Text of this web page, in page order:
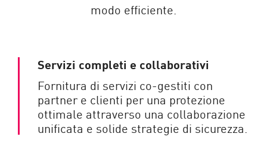
modo efficiente.
Servizi completi e collaborativi
Fornitura di servizi co-gestiti con
partner e clienti per una protezione
ottimale attraverso una collaborazione
unificata e solide strategie di sicurezza.